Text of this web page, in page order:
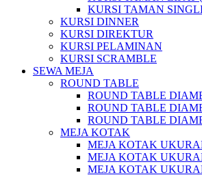
KURSI TAMAN
KURSI DINNER
KURSI DIREKTUR
KURSI PELAMINAN
KURSI SCRAMBLE
SEWA MEJA
ROUND TABLE
ROUND TABLE
ROUND TABLE
ROUND TABLE
MEJA KOTAK
MEJA KOTAK
MEJA KOTAK
MEJA KOTAK